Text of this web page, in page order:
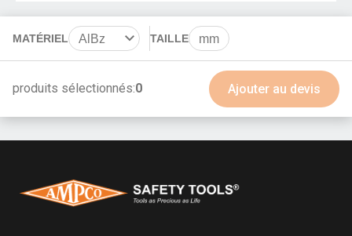
MATÉRIEL
AlBz
BeCu
TAILLE mm
produits sélectionnés:0 Ajouter au devis